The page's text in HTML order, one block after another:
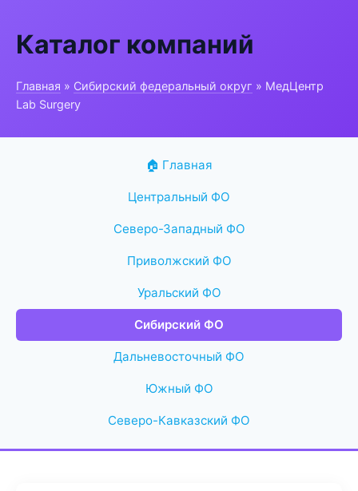
Каталог компаний
Главная » Сибирский федеральный округ » МедЦентр
Lab Surgery
🏠 Главная
Центральный ФО
Северо-Западный ФО
Приволжский ФО
Уральский ФО
Сибирский ФО
Дальневосточный ФО
Южный ФО
Северо-Кавказский ФО